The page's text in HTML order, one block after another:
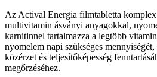
Az Actival Energia filmtabletta
multivitamin ásványi anyagokkal,
karnitinnel tartalmazza a legtöbb
nyomelem napi szükséges
közérzet és teljesítőképesség
megőrzéséhez.